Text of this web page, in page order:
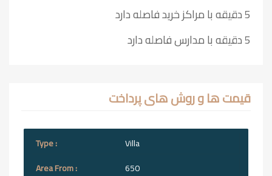
5 دقیقه با مراکز خرید فاصله دارد
5 دقیقه با مدارس فاصله دارد
قیمت ها و روش های پرداخت
Villa
650